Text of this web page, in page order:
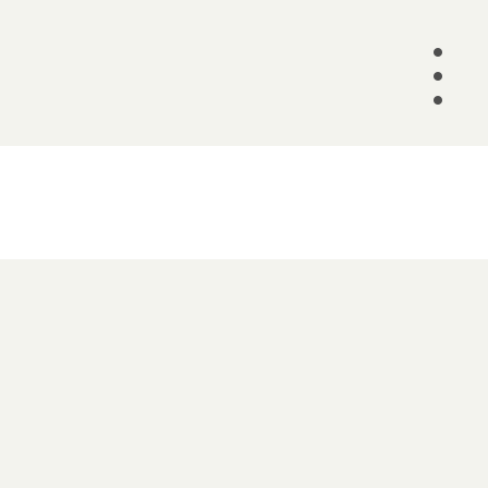
•
•
•